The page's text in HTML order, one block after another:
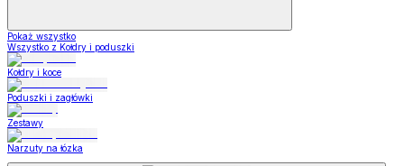
Pokaż wszystko
Wszystko z Kołdry i poduszki
Kołdry i koce
Poduszki i zagłówki
Zestawy
Narzuty na łózka